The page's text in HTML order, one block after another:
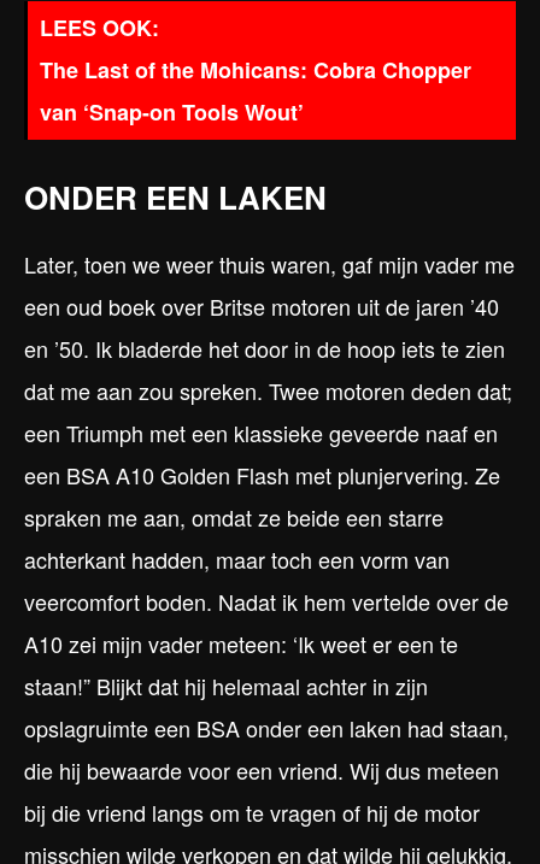
The Last of the Mohicans: Cobra Chopper
van ‘Snap-on Tools Wout’
ONDER EEN LAKEN
Later, toen we weer thuis waren, gaf mijn vader me
een oud boek over Britse motoren uit de jaren ’40
en ’50. Ik bladerde het door in de hoop iets te zien
dat me aan zou spreken. Twee motoren deden dat;
een Triumph met een klassieke geveerde naaf en
een BSA A10 Golden Flash met plunjervering. Ze
spraken me aan, omdat ze beide een starre
achterkant hadden, maar toch een vorm van
veercomfort boden. Nadat ik hem vertelde over de
A10 zei mijn vader meteen: ‘Ik weet er een te
staan!” Blijkt dat hij helemaal achter in zijn
opslagruimte een BSA onder een laken had staan,
die hij bewaarde voor een vriend. Wij dus meteen
bij die vriend langs om te vragen of hij de motor
misschien wilde verkopen en dat wilde hij gelukkig.